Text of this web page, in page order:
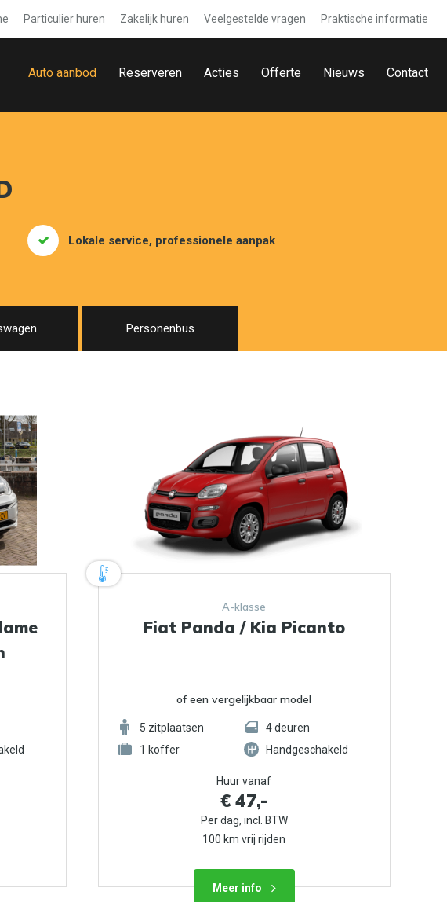
Particulier huren Zakelijk huren Veelgestelde vragen Praktische informatie
Auto aanbod Reserveren Acties Offerte Nieuws Contact
Lokale service, professionele aanpak
Personenbus
A-klasse
Fiat Panda / Kia Picanto
of een vergelijkbaar model
5 zitplaatsen 4deuren
1 koffer Handgeschakeld
Huur vanaf
€ 47,-
Per dag, incl. BTW
100 km vrij rijden
Meer info